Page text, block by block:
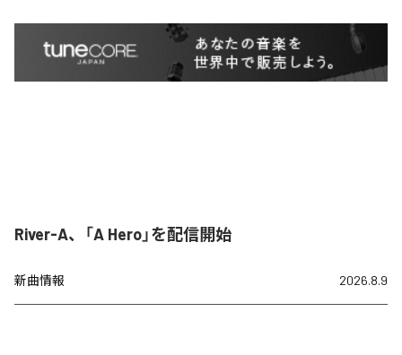
River-A、「A Hero」を配信開始
新曲情報 2026.8.9